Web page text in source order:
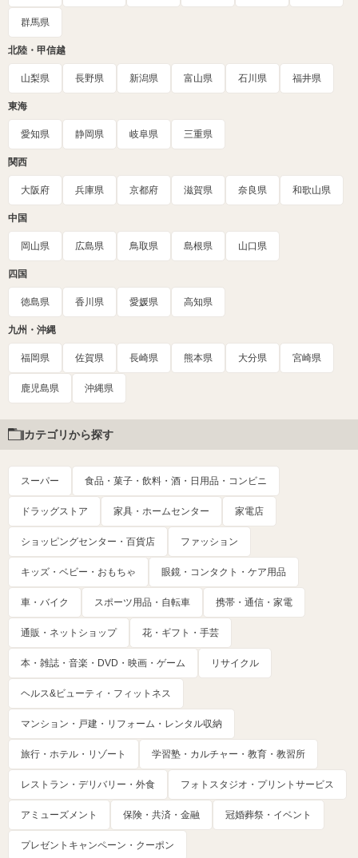
群馬県
北陸・甲信越
山梨県 長野県 新潟県 富山県 石川県 福井県
東海
愛知県 静岡県 岐阜県 三重県
関西
大阪府 兵庫県 京都府 滋賀県 奈良県 和歌山県
中国
岡山県 広島県 鳥取県 島根県 山口県
四国
徳島県 香川県 愛媛県 高知県
九州・沖縄
福岡県 佐賀県 長崎県 熊本県 大分県 宮崎県
鹿児島県 沖縄県
カテゴリから探す
スーパー 食品・菓子・飲料・酒・日用品・コンビニ
ドラッグストア 家具・ホームセンター 家電店
ショッピングセンター・百貨店 ファッション
キッズ・ベビー・おもちゃ 眼鏡・コンタクト・ケア用品
車・バイク スポーツ用品・自転車 携帯・通信・家電
通販・ネットショップ 花・ギフト・手芸
本・雑誌・音楽・DVD・映画・ゲーム リサイクル
ヘルス&ビューティ・フィットネス
マンション・戸建・リフォーム・レンタル収納
旅行・ホテル・リゾート 学習塾・カルチャー・教育・教習所
レストラン・デリバリー・外食 フォトスタジオ・プリントサービス
アミューズメント 保険・共済・金融 冠婚葬祭・イベント
プレゼントキャンペーン・クーポン